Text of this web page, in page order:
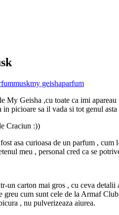
muskmy geishaparfum
My Geisha ,cu toate ca imi
in picioare sa il vada si tot genul
Craciun :))
asa curioasa de un parfum ,
meu , personal cred ca se
un carton mai gros , cu ceva
greu cum sunt cele de la Armaf
, nu pulverizeaza aiurea.